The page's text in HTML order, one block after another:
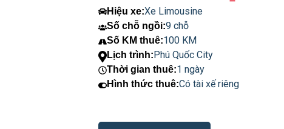
Hiệu xe:Xe Limousine
Số chỗ ngồi:9 chỗ
Số KM thuê:100 KM
Lịch trình:Phú Quốc City
Thời gian thuê:1 ngày
Hình thức thuê:Có tài xế riêng